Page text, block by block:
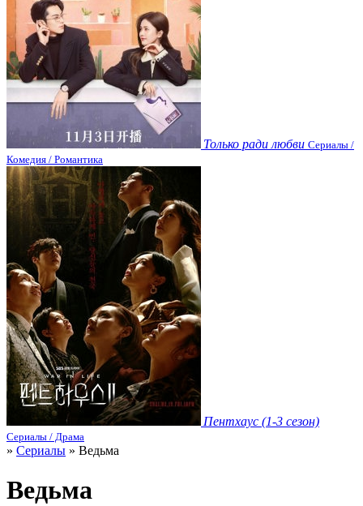
Только ради любви Сериалы /
Комедия / Романтика
Пентхаус (1-3 сезон)
Сериалы / Драма
» Сериалы » Ведьма
Ведьма